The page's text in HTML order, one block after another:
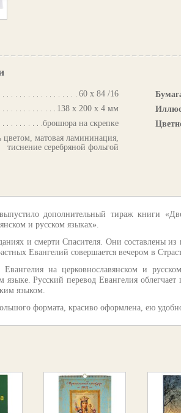
60 х 84 /16
138 х 200 х 4 мм
брошюра на скрепке
цветом, матовая ламининация,
тиснение серебряной фольгой
дополнительный тираж книги
и русском языках».
и смерти Спасителя. Они составлены из
Евангелий совершается вечером в
на церковнославянском и
языке. Русский перевод Евангелия
языком.
формата, красиво оформлена, ею